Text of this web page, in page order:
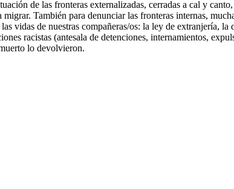
de las fronteras externalizadas, cerradas a cal y
También para denunciar las fronteras internas,
vidas de nuestras compañeras/os: la ley de extranjería, la
racistas (antesala de detenciones, internamientos,
lo devolvieron.